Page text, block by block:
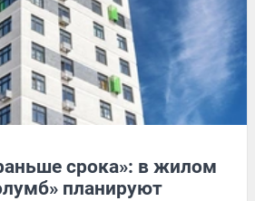
срока»: в жилом
планируют